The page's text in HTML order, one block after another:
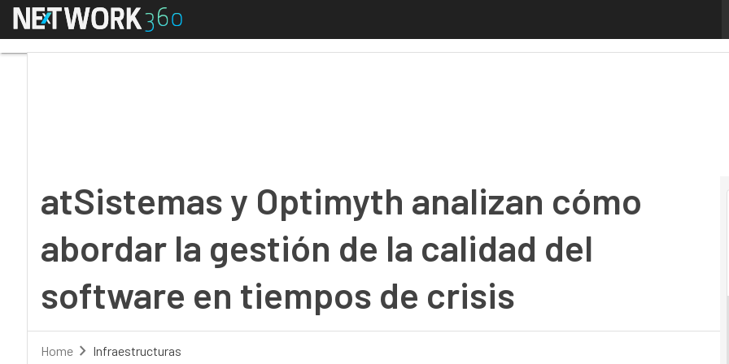
Menú atSistemas y Optimyth analizan cómo abordar la gestión de la calidad del
atSistemas y Optimyth analizan cómo
abordar la gestión de la calidad del
software en tiempos de crisis
Home Infraestructuras